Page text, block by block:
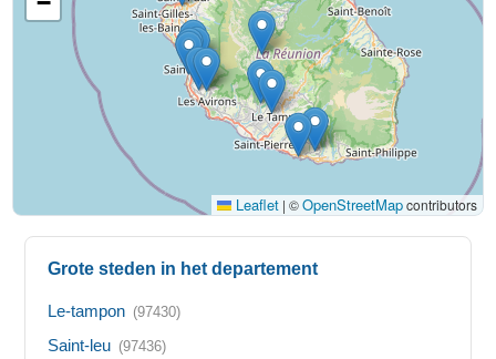
Leaflet | ©OpenStreetMapcontributors
Grote steden in het departement
Le-tampon (97430)
Saint-leu (97436)